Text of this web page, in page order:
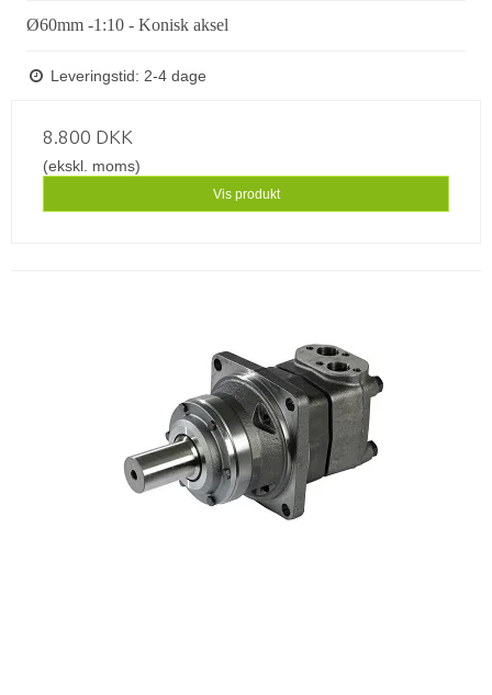
Ø60mm -1:10 - Konisk aksel
Leveringstid: 2-4 dage
8.800 DKK
(ekskl. moms)
Vis produkt